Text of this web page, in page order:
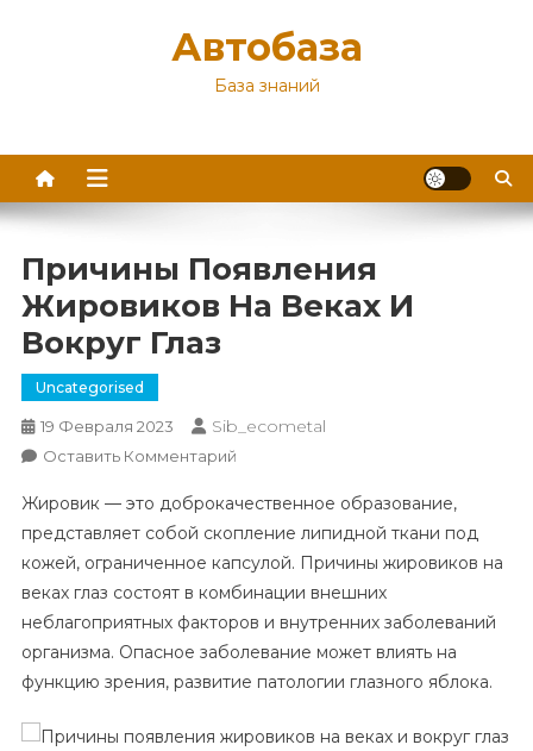
Автобаза
База знаний
Причины Появления
Жировиков На Веках И
Вокруг Глаз
Uncategorised
19 Февраля 2023 Sib_ecometal
Оставить КомментарийК
Появления
Жировиков
На
Веках
И
Вокруг
Жировик — это доброкачественное образование,
представляет собой скопление липидной ткани под
кожей, ограниченное капсулой. Причины жировиков на
веках глаз состоят в комбинации внешних
неблагоприятных факторов и внутренних заболеваний
организма. Опасное заболевание может влиять на
функцию зрения, развитие патологии глазного яблока.